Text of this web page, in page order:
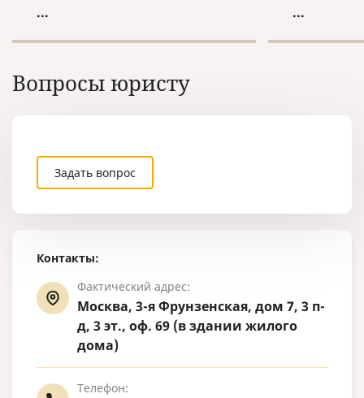
Контакты:
Фактический адрес:
Москва, 3-я Фрунзенская, дом 7, 3 п-
д, 3 эт., оф. 69 (в здании жилого
дома)
Телефон:
преследования и прекращения
...
дубликата
...
Вопросы юристу
Задать вопрос